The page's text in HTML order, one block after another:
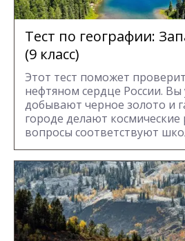
Тест по географии:
(9 класс)
Этот тест поможет
нефтяном сердце России. Вы
добывают черное золото и
городе делают космические
вопросы соответствуют